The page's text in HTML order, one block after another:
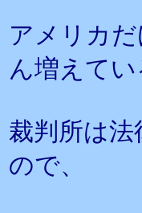
アメリカ
ん増えてい
裁判所は
ので、